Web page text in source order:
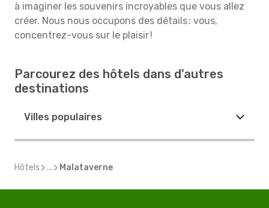
à imaginer les souvenirs incroyables que vous allez
créer. Nous nous occupons des détails : vous,
concentrez-vous sur le plaisir !
Parcourez des hôtels dans d'autres
destinations
Villes populaires
Hôtels ... Malataverne